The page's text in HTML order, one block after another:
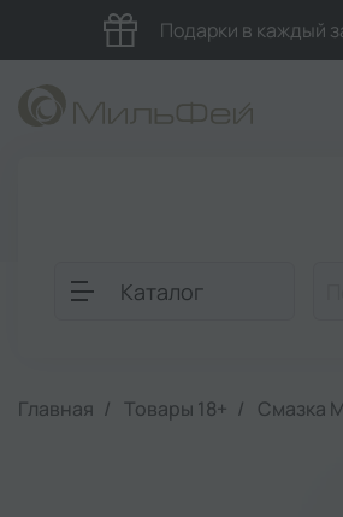
Подарки в каждый
Каталог
Главная Товары 18+ Смазка